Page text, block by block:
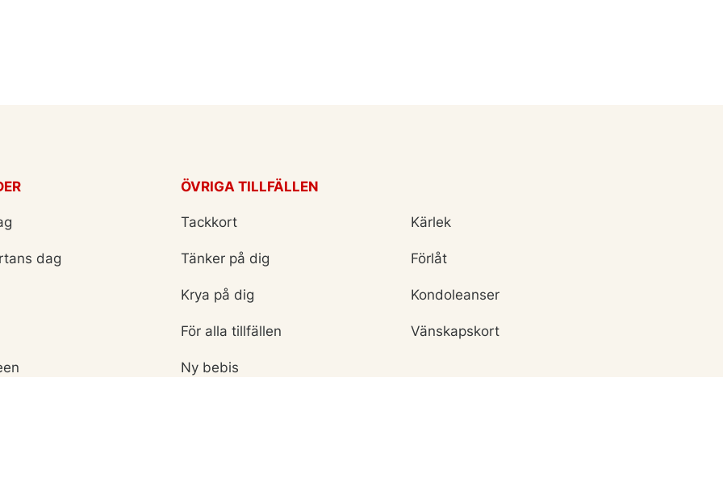
dag
ÖVRIGA TILLFÄLLEN
Tackkort Kärlek
Tänker på dig Förlåt
Krya på dig Kondoleanser
För alla tillfällen Vänskapskort
Ny bebis